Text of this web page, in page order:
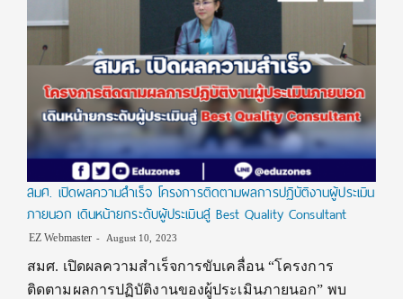
สมศ. เปิดผลความสำเร็จ โครงการติดตามผลการปฏิบัติงานผู้ประเมิน
ภายนอก เดินหน้ายกระดับผู้ประเมินสู่ Best Quality Consultant
EZ Webmaster August 10, 2023
สมศ. เปิดผลความสำเร็จการขับเคลื่อน “โครงการ
ติดตามผลการปฏิบัติงานของผู้ประเมินภายนอก” พบ